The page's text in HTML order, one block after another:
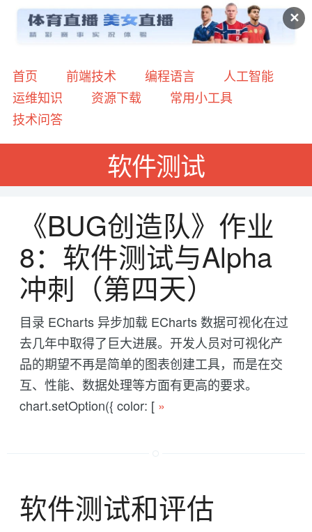
✕
首页 前端技术 编程语言
人工智能
运维知识
资源下载
常用小工具
技术问答
软件测试
《BUG创造队》作业
8：软件测试与Alpha
冲刺（第四天）
目录 ECharts 异步加载 ECharts 数据可视化在过
去几年中取得了巨大进展。开发人员对可视化产
品的期望不再是简单的图表创建工具，而是在交
互、性能、数据处理等方面有更高的要求。
chart.setOption({ color: [ »
软件测试和评估